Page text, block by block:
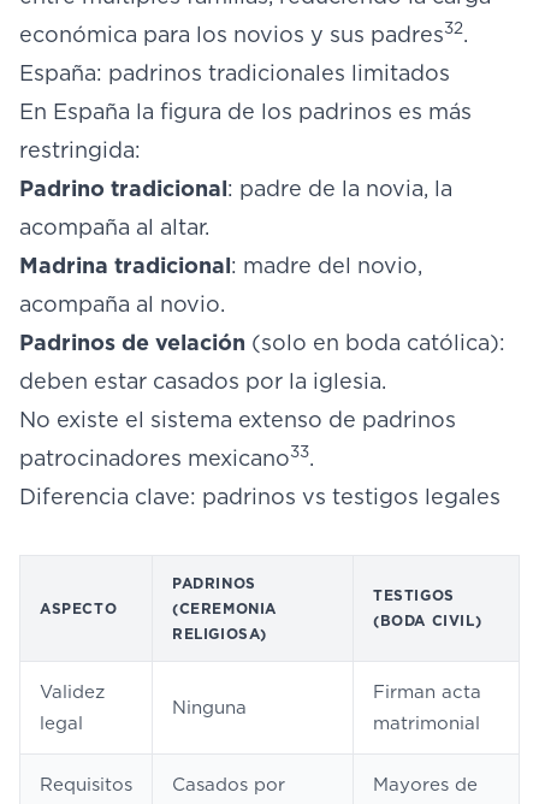
económica para los novios y sus padres32.
España: padrinos tradicionales limitados
En España la figura de los padrinos es más
restringida:
Padrino tradicional: padre de la novia, la
acompaña al altar.
Madrina tradicional: madre del novio,
acompaña al novio.
Padrinos de velación (solo en boda católica):
deben estar casados por la iglesia.
No existe el sistema extenso de padrinos
patrocinadores mexicano33.
Diferencia clave: padrinos vs testigos legales
ASPECTO
PADRINOS
(CEREMONIA
RELIGIOSA)
TESTIGOS
(BODA CIVIL)
Validez
legal
Ninguna
Firman acta
matrimonial
Requisitos
Casados por
Mayores de